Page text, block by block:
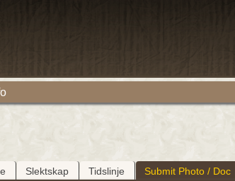
Slektskap Tidslinje Submit Photo / Doc